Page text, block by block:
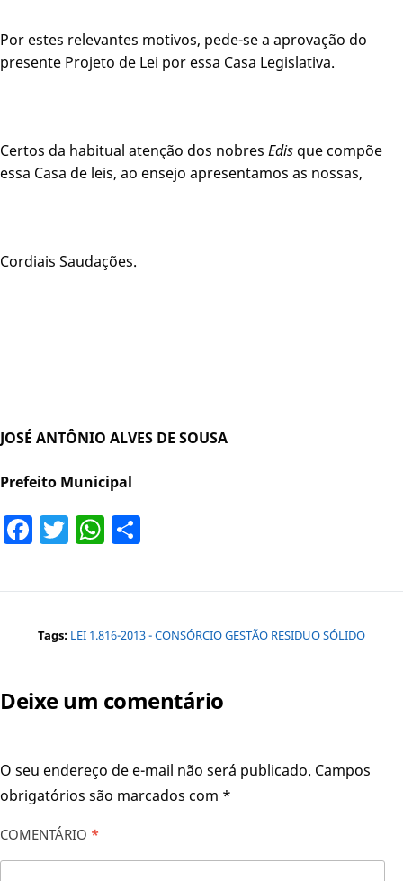
Por estes relevantes motivos, pede-se a aprovação do
presente Projeto de Lei por essa Casa Legislativa.
Certos da habitual atenção dos nobres Edis que compõe
essa Casa de leis, ao ensejo apresentamos as nossas,
Cordiais Saudações.
JOSÉ ANTÔNIO ALVES DE SOUSA
Prefeito Municipal
Facebook
TwitterWhatsApp
Tags: LEI 1.816-2013 - CONSÓRCIO GESTÃO RESIDUO SÓLIDO
Deixe um comentário
O seu endereço de e-mail não será publicado. Campos
obrigatórios são marcados com *
COMENTÁRIO *